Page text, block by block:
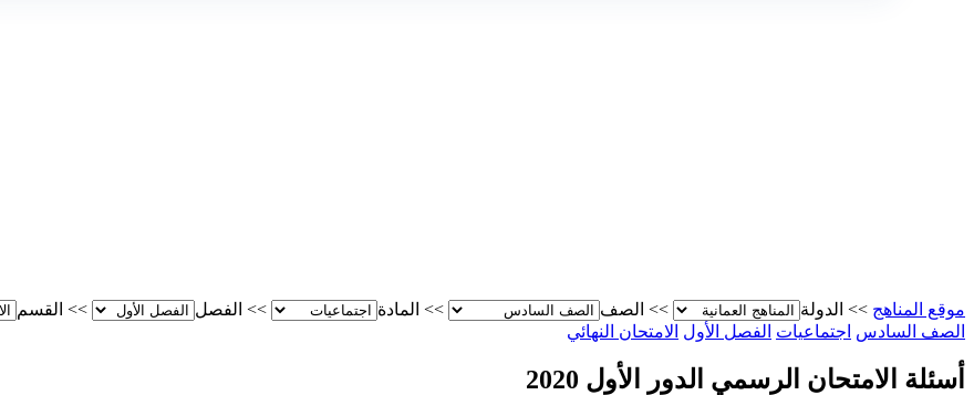
موقع المناهج >> الدولة >> الصف >> المادة >> الفصل >> القسم
الصف السادس اجتماعيات الفصل الأول الامتحان النهائي
أسئلة الامتحان الرسمي الدور الأول 2020